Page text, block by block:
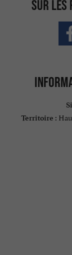
Sur les
Territoire :